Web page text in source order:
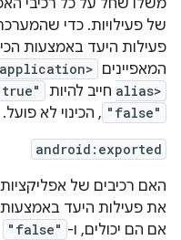
משלו שחל על כל רכיבי
של פעילויות. כדי
פעילות היעד באמצעות
המאפיינים
alias> חייב להיות
"false" , הכינוי לא פועל.
android:exported
האם רכיבים של
את פעילות היעד באמצעות
אם הם יכולים, ו- "false"